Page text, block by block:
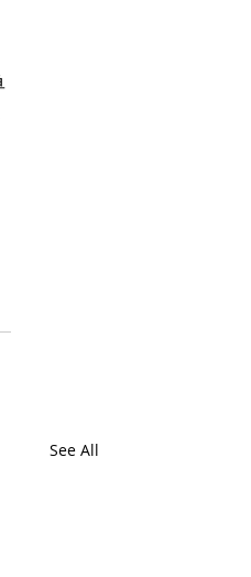
See All